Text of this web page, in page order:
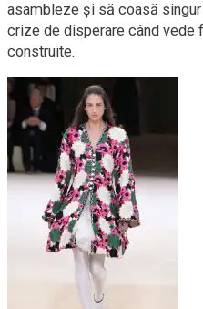
asambleze și să coasă
crize de disperare când vede
construite.